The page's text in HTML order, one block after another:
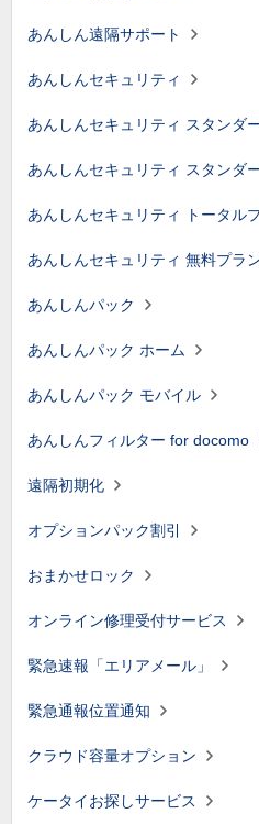
あんしん遠隔サポート
あんしんセキュリティ
あんしんセキュリティ スタンダ
あんしんセキュリティ スタンダ
あんしんセキュリティ トータル
あんしんセキュリティ 無料プラ
あんしんパック
あんしんパック ホーム
あんしんパック モバイル
あんしんフィルター for docomo
遠隔初期化
オプションパック割引
おまかせロック
オンライン修理受付サービス
緊急速報「エリアメール」
緊急通報位置通知
クラウド容量オプション
ケータイお探しサービス